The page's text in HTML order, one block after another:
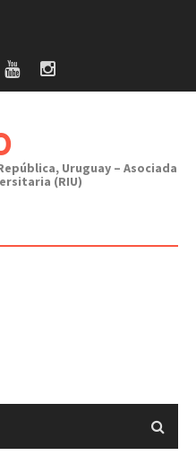
Uruguay – Asociada
(RIU)